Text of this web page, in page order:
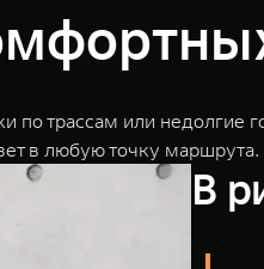
трассам или
в любую точку
В